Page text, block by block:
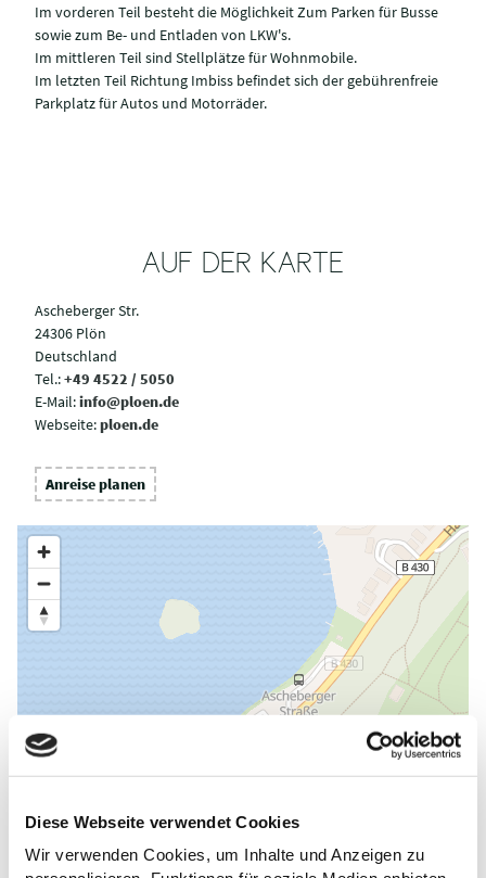
Diese Webseite verwendet Cookies
Wir verwenden Cookies, um Inhalte und Anzeigen zu
Im vorderen Teil besteht die Möglichkeit Zum Parken für Busse
sowie zum Be- und Entladen von LKW's.
Im mittleren Teil sind Stellplätze für Wohnmobile.
Im letzten Teil Richtung Imbiss befindet sich der gebührenfreie
Parkplatz für Autos und Motorräder.
AUF DER KARTE
Ascheberger Str.
24306 Plön
Deutschland
Tel.:+49 4522 / 5050
E-Mail:info@ploen.de
Webseite:ploen.de
Anreise planen